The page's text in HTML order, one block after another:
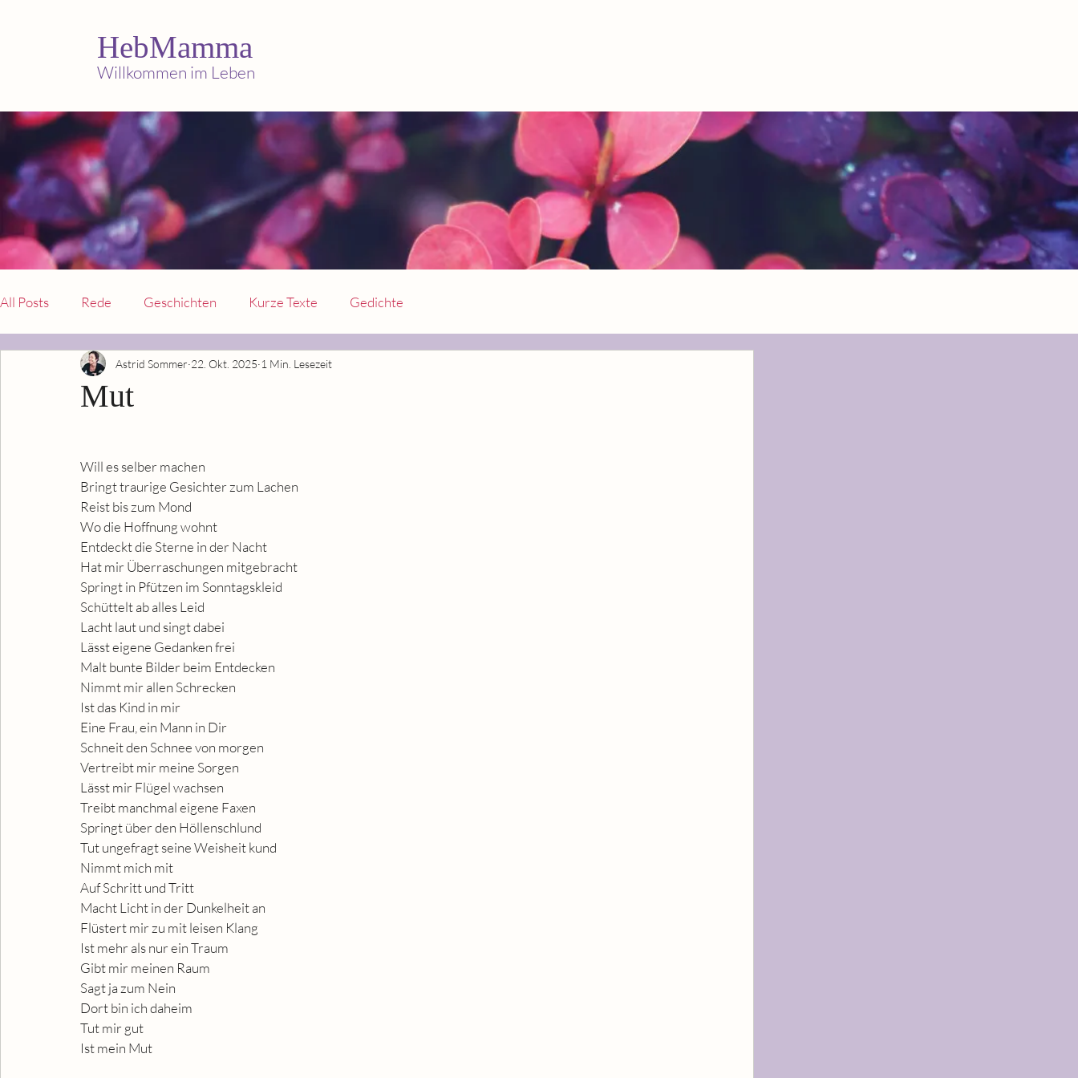
HebMamma
Willkommen im Leben
All Posts Rede Geschichten Kurze Texte Gedichte
Mut
Astrid Sommer 22. Okt. 2025 1 Min. Lesezeit
Will es selber machen
Bringt traurige Gesichter zum Lachen
Reist bis zum Mond
Wo die Hoffnung wohnt
Entdeckt die Sterne in der Nacht
Hat mir Überraschungen mitgebracht
Springt in Pfützen im Sonntagskleid
Schüttelt ab alles Leid
Lacht laut und singt dabei
Lässt eigene Gedanken frei
Malt bunte Bilder beim Entdecken
Nimmt mir allen Schrecken
Ist das Kind in mir
Eine Frau, ein Mann in Dir
Schneit den Schnee von morgen
Vertreibt mir meine Sorgen
Lässt mir Flügel wachsen
Treibt manchmal eigene Faxen
Springt über den Höllenschlund
Tut ungefragt seine Weisheit kund
Nimmt mich mit
Auf Schritt und Tritt
Macht Licht in der Dunkelheit an
Flüstert mir zu mit leisen Klang
Ist mehr als nur ein Traum
Gibt mir meinen Raum
Sagt ja zum Nein
Dort bin ich daheim
Tut mir gut
Ist mein Mut